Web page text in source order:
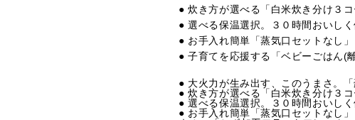
● 炊き方が選べる「白米炊き分け３コ
● 選べる保温選択。３０時間おいし
● お手入れ簡単「蒸気口セットなし
● 子育てを応援する「ベビーごはん(
● 大火力が生み出す、このうまさ。「
● 炊き方が選べる「白米炊き分け３コ
● 選べる保温選択。３０時間おいし
● お手入れ簡単「蒸気口セットなし